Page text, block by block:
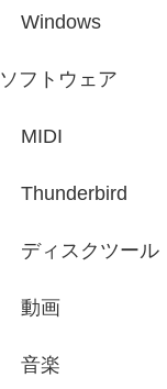
Windows
ソフトウェア
MIDI
Thunderbird
ディスクツール
動画
音楽